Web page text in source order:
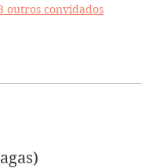
outros convidados